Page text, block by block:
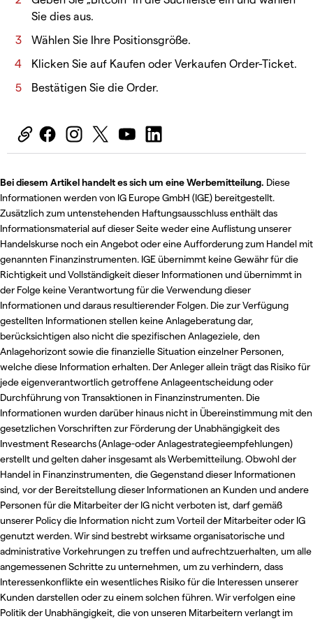
Sie dies aus.
Wählen Sie Ihre Positionsgröße.
Klicken Sie auf Kaufen oder Verkaufen Order-Ticket.
Bestätigen Sie die Order.
Bei diesem Artikel handelt es sich um eine Werbemitteilung. Diese
Informationen werden von IG Europe GmbH (IGE) bereitgestellt.
Zusätzlich zum untenstehenden Haftungsausschluss enthält das
Informationsmaterial auf dieser Seite weder eine Auflistung unserer
Handelskurse noch ein Angebot oder eine Aufforderung zum Handel mit
genannten Finanzinstrumenten. IGE übernimmt keine Gewähr für die
Richtigkeit und Vollständigkeit dieser Informationen und übernimmt in
der Folge keine Verantwortung für die Verwendung dieser
Informationen und daraus resultierender Folgen. Die zur Verfügung
gestellten Informationen stellen keine Anlageberatung dar,
berücksichtigen also nicht die spezifischen Anlageziele, den
Anlagehorizont sowie die finanzielle Situation einzelner Personen,
welche diese Information erhalten. Der Anleger allein trägt das Risiko für
jede eigenverantwortlich getroffene Anlageentscheidung oder
Durchführung von Transaktionen in Finanzinstrumenten. Die
Informationen wurden darüber hinaus nicht in Übereinstimmung mit den
gesetzlichen Vorschriften zur Förderung der Unabhängigkeit des
Investment Researchs (Anlage-oder Anlagestrategieempfehlungen)
erstellt und gelten daher insgesamt als Werbemitteilung. Obwohl der
Handel in Finanzinstrumenten, die Gegenstand dieser Informationen
sind, vor der Bereitstellung dieser Informationen an Kunden und andere
Personen für die Mitarbeiter der IG nicht verboten ist, darf gemäß
unserer Policy die Information nicht zum Vorteil der Mitarbeiter oder IG
genutzt werden. Wir sind bestrebt wirksame organisatorische und
administrative Vorkehrungen zu treffen und aufrechtzuerhalten, um alle
angemessenen Schritte zu unternehmen, um zu verhindern, dass
Interessenkonflikte ein wesentliches Risiko für die Interessen unserer
Kunden darstellen oder zu einem solchen führen. Wir verfolgen eine
Politik der Unabhängigkeit, die von unseren Mitarbeitern verlangt im